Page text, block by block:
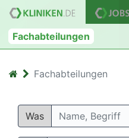
Fachabteilungen
Fachabteilungen
Was